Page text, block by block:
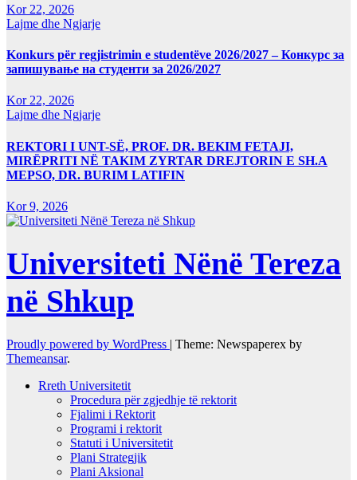
Kor 22, 2026
Lajme dhe Ngjarje
Konkurs për regjistrimin e studentëve 2026/2027 – Конкурс за
запишување на студенти за 2026/2027
Kor 22, 2026
Lajme dhe Ngjarje
REKTORI I UNT-SË, PROF. DR. BEKIM FETAJI,
MIRËPRITI NË TAKIM ZYRTAR DREJTORIN E SH.A
MEPSO, DR. BURIM LATIFIN
Kor 9, 2026
Universiteti Nënë Tereza
në Shkup
Proudly powered by WordPress | Theme: Newspaperex by
Themeansar.
Rreth Universitetit
Procedura për zgjedhje të rektorit
Fjalimi i Rektorit
Programi i rektorit
Statuti i Universitetit
Plani Strategjik
Plani Aksional